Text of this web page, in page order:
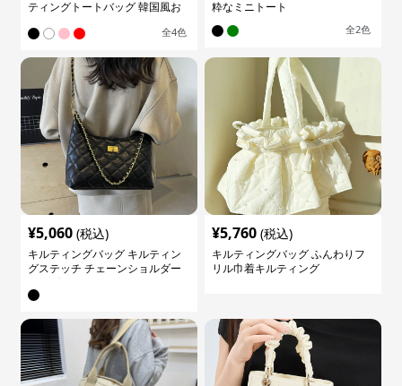
ティングトートバッグ 韓国風お
全4色
粋なミニトート
全2色
¥5,060 (税込)
キルティングバッグ キルティン
グステッチ チェーンショルダー
バッグ
¥5,760 (税込)
キルティングバッグ ふんわりフ
リル巾着キルティング